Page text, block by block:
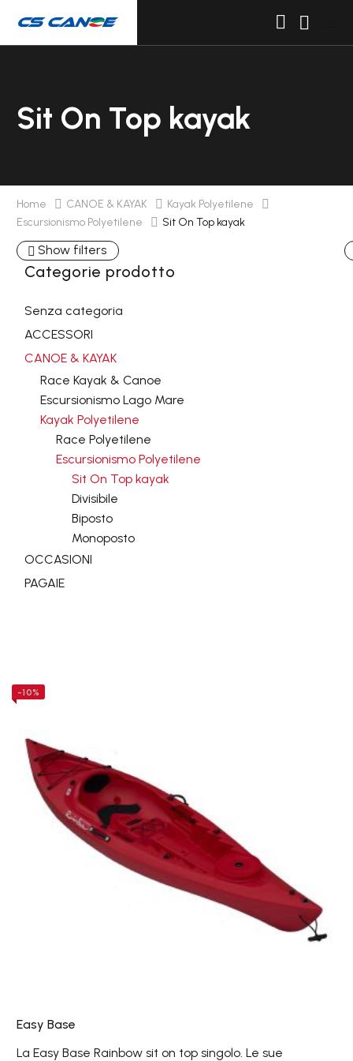
Sit On Top kayak
Home CANOE & KAYAK
Kayak Polyetilene
Escursionismo Polyetilene
Sit On Top kayak
Show filters
Categorie prodotto
Senza categoria
ACCESSORI
CANOE & KAYAK
Race Kayak & Canoe
Escursionismo Lago Mare
Kayak Polyetilene
Race Polyetilene
Escursionismo Polyetilene
Sit On Top kayak
Divisibile
Biposto
Monoposto
OCCASIONI
PAGAIE
-10%
Easy Base
La Easy Base Rainbow sit on top singolo. Le sue